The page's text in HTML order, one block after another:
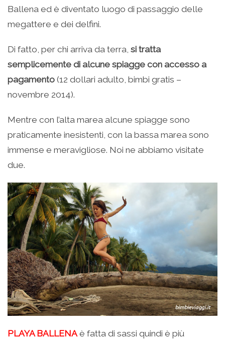
Ballena ed è diventato luogo di passaggio delle
megattere e dei delfini.
Di fatto, per chi arriva da terra, si tratta
semplicemente di alcune spiagge con accesso a
pagamento (12 dollari adulto, bimbi gratis –
novembre 2014).
Mentre con l’alta marea alcune spiagge sono
praticamente inesistenti, con la bassa marea sono
immense e meravigliose. Noi ne abbiamo visitate
due.
PLAYA BALLENAè fatta di sassi quindi è più